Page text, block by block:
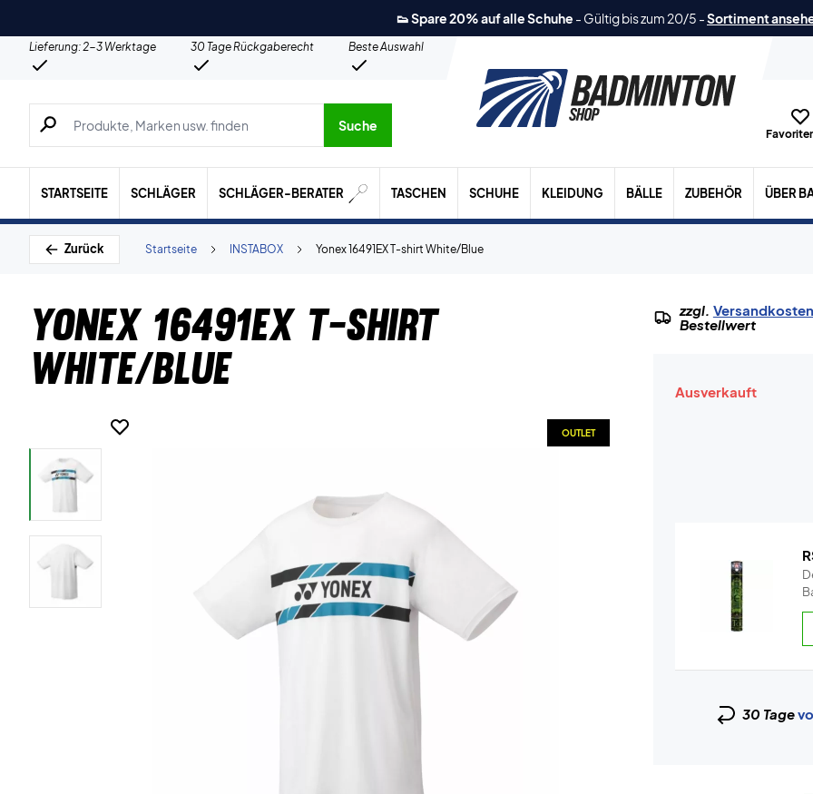
👟 Spare 20% auf alle Schuhe - Gültig bis zum 20/5 -Sortiment
Lieferung: 2-3 Werktage 30 Tage Rückgaberecht
Beste Auswahl
Suche nach Produkten, Marken usw.
Suche
STARTSEITE SCHLÄGER SCHLÄGER-BERATER TASCHEN SCHUHE KLEIDUNG BÄLLE ZUBEHÖR ÜBER
Zurück Yonex 16491EX T-shirt White/Blue
INSTABOX
Startseite
Yonex 16491EX T-shirt
White/Blue
OUTLET
zzgl. Versandkosten
Bestellwert
Ausverkauft
30 Tage